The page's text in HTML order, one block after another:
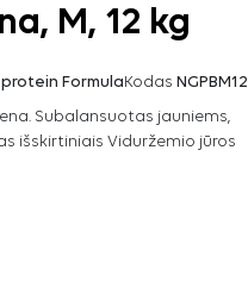
M, 12 kg
FormulaKodas NGPBM12
Subalansuotas jauniems,
išskirtiniais Viduržemio jūros